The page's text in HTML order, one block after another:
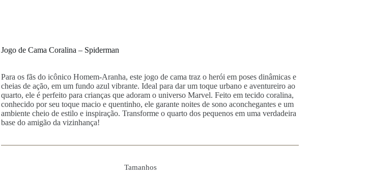
Jogo de Cama Coralina – Spiderman
Para os fãs do icônico Homem-Aranha, este jogo de cama traz o herói em poses dinâmicas e
cheias de ação, em um fundo azul vibrante. Ideal para dar um toque urbano e aventureiro ao
quarto, ele é perfeito para crianças que adoram o universo Marvel. Feito em tecido coralina,
conhecido por seu toque macio e quentinho, ele garante noites de sono aconchegantes e um
ambiente cheio de estilo e inspiração. Transforme o quarto dos pequenos em uma verdadeira
base do amigão da vizinhança!
Tamanhos